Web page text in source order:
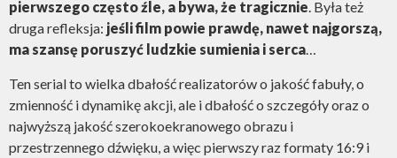
pierwszego często źle, a bywa, że tragicznie. Była też
druga refleksja: jeśli film powie prawdę, nawet najgorszą,
ma szansę poruszyć ludzkie sumienia i serca…
Ten serial to wielka dbałość realizatorów o jakość fabuły, o
zmienność i dynamikę akcji, ale i dbałość o szczegóły oraz o
najwyższą jakość szerokoekranowego obrazu i
przestrzennego dźwięku, a więc pierwszy raz formaty 16:9 i